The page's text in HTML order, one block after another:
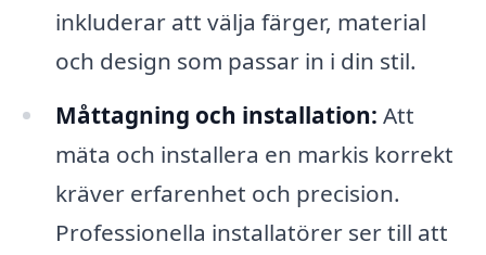
inkluderar att välja färger, material
och design som passar in i din stil.
Måttagning och installation: Att
mäta och installera en markis korrekt
kräver erfarenhet och precision.
Professionella installatörer ser till att